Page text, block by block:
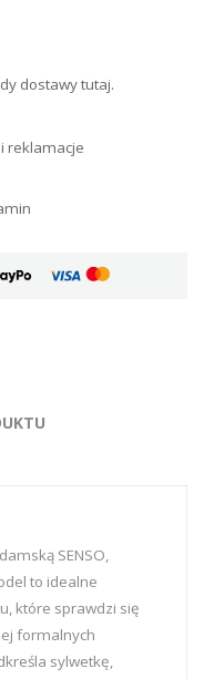
dostawy tutaj.
reklamacje
SENSO,
to idealne
które sprawdzi się
formalnych
sylwetkę,